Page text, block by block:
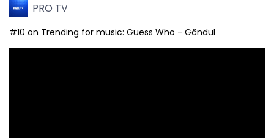
PRO TV
#10 on Trending for music: Guess Who - Gândul